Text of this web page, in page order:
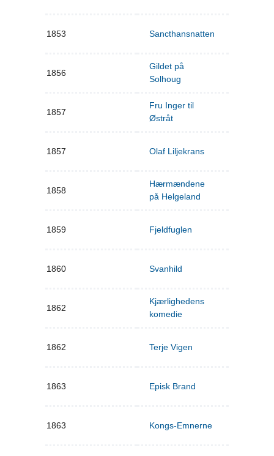
1853 Sancthansnatten
1856
Gildet på
Solhoug
1857
Fru Inger til
Østråt
1857 Olaf Liljekrans
1858
Hærmændene
på Helgeland
1859 Fjeldfuglen
1860 Svanhild
1862
Kjærlighedens
komedie
1862 Terje Vigen
1863 Episk Brand
1863 Kongs-Emnerne